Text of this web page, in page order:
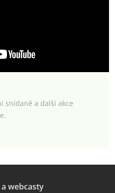
snídaně a další akce
webcasty